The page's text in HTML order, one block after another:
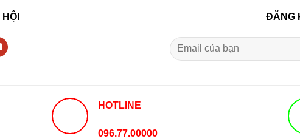
ĐĂNG
HOTLINE
096.77.00000